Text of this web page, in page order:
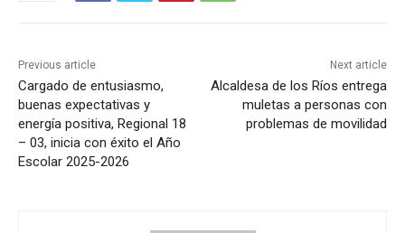
Previous article
Cargado de entusiasmo,
buenas expectativas y
energía positiva, Regional 18
– 03, inicia con éxito el Año
Escolar 2025-2026
Next article
Alcaldesa de los Ríos entrega
muletas a personas con
problemas de movilidad